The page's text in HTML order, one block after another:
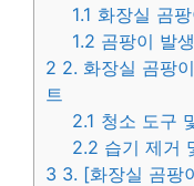
1.1 화장실 곰
1.2 곰팡이 발
2 2. 화장실 곰팡
트
2.1 청소 도구
2.2 습기 제거
3 3. [화장실 곰팡